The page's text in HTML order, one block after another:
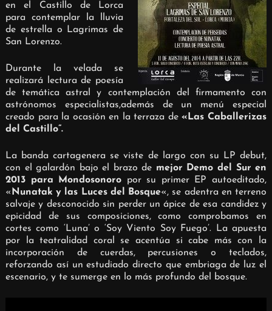
en el Castillo de Lorca
para contemplar la lluvia
de estrella o Lagrimas de
San Lorenzo.
Durante la velada se
realizará lectura de poesía
de temática astral y contemplación del firmamento con
astrónomos especialistas,además de un menú especial
creado para la ocasión en la terraza de«Las Caballerizas
del Castillo”.
La banda cartagenera se viste de largo con su LP debut,
con el galardón bajo el brazo de mejor Demo del Sur en
2013 para Mondosonoro por su primer EP autoeditado,
«Nunatak y las Luces del Bosque«, se adentra en terreno
salvaje y desconocido sin perder un ápice de esa candidez y
epicidad de sus composiciones, como comprobamos en
cortes como ‘Luna’ o ‘Soy Viento Soy Fuego’. La apuesta
por la teatralidad coral se acentúa si cabe más con la
incorporación de cuerdas, percusiones o teclados,
reforzando así un estudiado directo que embriaga de luz el
escenario, y te sumerge en lo más profundo del bosque.